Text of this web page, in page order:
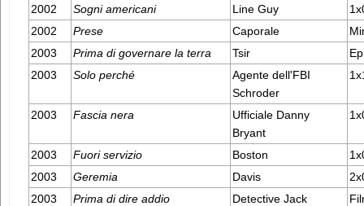
2002
Sogni americani Line Guy
2002
Prese Caporale
2003
Prima di governare la terra Tsir
2003
Solo perché
Agente dell'FBI
Schroder
2003 Fascia nera
Ufficiale Danny
Bryant
2003 Fuori servizio Boston
2003
Geremia Davis
2003
Prima di dire addio
Detective Jack